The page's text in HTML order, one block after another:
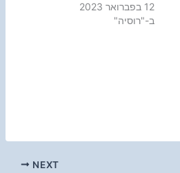
12 בפברואר 2023
ב-"רוסיה"
NEXT